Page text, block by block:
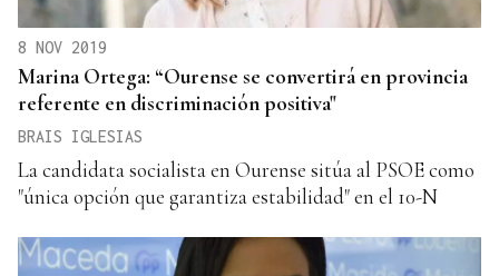
8 NOV 2019
Marina Ortega: “Ourense se convertirá en provincia
referente en discriminación positiva"
BRAIS IGLESIAS
La candidata socialista en Ourense sitúa al PSOE como
"única opción que garantiza estabilidad" en el 10-N